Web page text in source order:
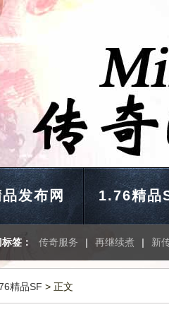
发布网 1.76精品
签： 传奇服务 | 再继续煮 | 新
精品SF > 正文